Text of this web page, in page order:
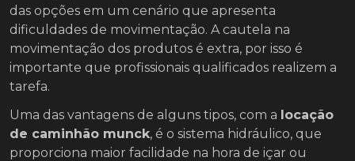
das opções em um cenário que apresenta
dificuldades de movimentação. A cautela na
movimentação dos produtos é extra, por isso é
importante que profissionais qualificados realizem a
tarefa.
Uma das vantagens de alguns tipos, com a locação
de caminhão munck, é o sistema hidráulico, que
proporciona maior facilidade na hora de içar ou